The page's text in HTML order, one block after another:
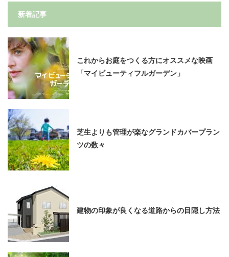
新着記事
これからお庭をつくる方にオススメな映画
「マイビューティフルガーデン」
芝生よりも管理が楽なグランドカバープラン
ツの数々
建物の印象が良くなる道路からの目隠し方法